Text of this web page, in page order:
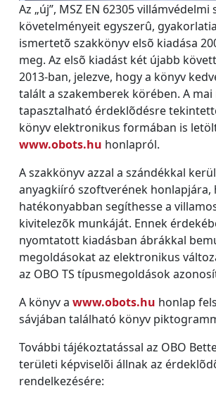
Az „új”, MSZ EN 62305
követelményeit egyszerû,
ismertetõ szakkönyv elsõ kiadása
meg. Az elsõ kiadást két újabb
2013-ban, jelezve, hogy a könyv
talált a szakemberek körében. A mai
tapasztalható érdeklõdésre
könyv elektronikus formában is
www.obots.hu honlapról.
A szakkönyv azzal a szándékkal
anyagkiíró szoftverének honlapjára,
hatékonyabban segíthesse a
kivitelezõk munkáját. Ennek
nyomtatott kiadásban ábrákkal
megoldásokat az elektronikus
az OBO TS típusmegoldások
A könyv a www.obots.hu honlap
sávjában található könyv
További tájékoztatással az OBO
területi képviselõi állnak az
rendelkezésére: